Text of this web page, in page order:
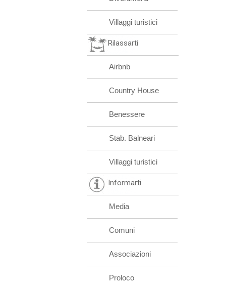
Villaggi turistici
Rilassarti
Airbnb
Country House
Benessere
Stab. Balneari
Villaggi turistici
Informarti
Media
Comuni
Associazioni
Proloco